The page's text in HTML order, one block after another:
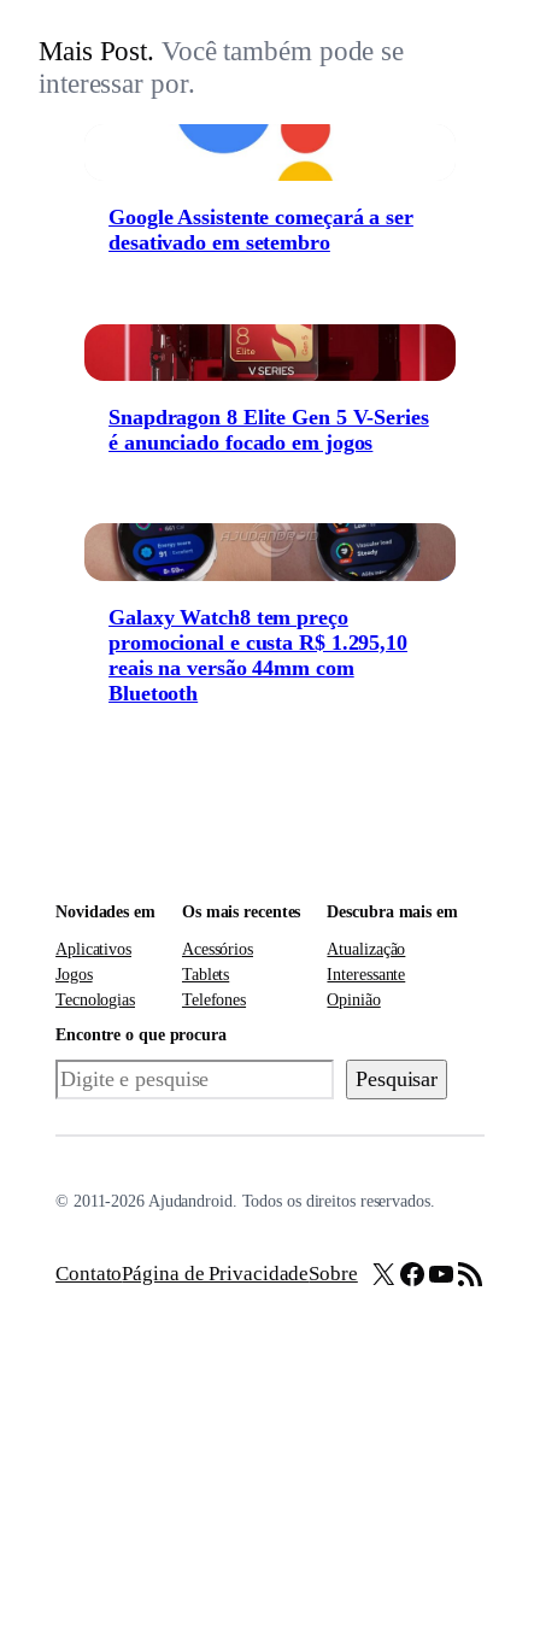
Mais Post. Você também pode se
interessar por.
Google Assistente começará a ser
desativado em setembro
Snapdragon 8 Elite Gen 5 V-Series
é anunciado focado em jogos
Galaxy Watch8 tem preço
promocional e custa R$ 1.295,10
reais na versão 44mm com
Bluetooth
Novidades em
Aplicativos
Jogos
Tecnologias
Os mais recentes
Acessórios
Tablets
Telefones
Descubra mais em
Atualização
Interessante
Opinião
Encontre o que procura
Pesquisar Pesquisar
© 2011-2026 Ajudandroid. Todos os direitos reservados.
ContatoPágina de PrivacidadeSobre X Facebook
Youtube
Feed RSS